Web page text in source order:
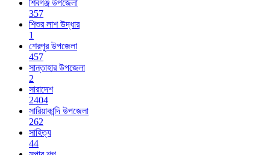
শিবগঞ্জ উপজেলা
357
শিশুর লাশ উদ্ধার
1
শেরপুর উপজেলা
457
সান্তাহার উপজেলা
2
সারাদেশ
2404
সারিয়াকান্দি উপজেলা
262
সাহিত্য
44